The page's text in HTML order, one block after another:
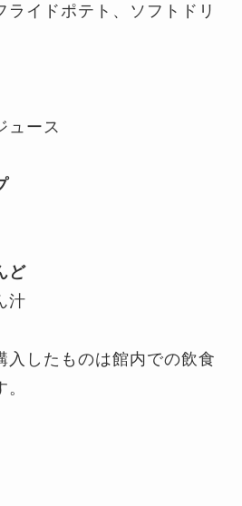
イドポテト、ソフトドリ
ュース
ど
汁
したものは館内での飲食